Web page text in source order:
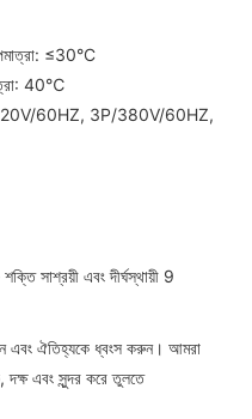
≤30°C
40℃
60HZ, 3P/380V/60HZ,
এবং ঐতিহ্যকে ধ্বংস করুন। আমরা
এবং সুন্দর করে তুলতে